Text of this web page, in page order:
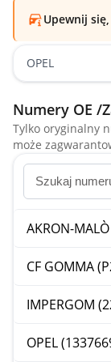
Upewnij
OPEL
Numery OE /
Tylko oryginalny
może
AKRON-
CF GOMMA
IMPERGOM
OPEL